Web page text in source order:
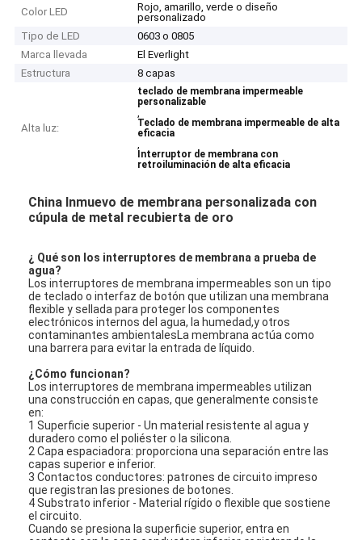
Color LED
Rojo, amarillo, verde o diseño
personalizado
Tipo de LED
0603 o 0805
Marca llevada
El Everlight
Estructura
8 capas
Alta luz:
teclado de membrana impermeable
personalizable
,
Teclado de membrana impermeable de alta
eficacia
,
Interruptor de membrana con
retroiluminación de alta eficacia
China Inmuevo de membrana personalizada con
cúpula de metal recubierta de oro
¿ Qué son los interruptores de membrana a prueba de
agua?
Los interruptores de membrana impermeables son un tipo
de teclado o interfaz de botón que utilizan una membrana
flexible y sellada para proteger los componentes
electrónicos internos del agua, la humedad,y otros
contaminantes ambientalesLa membrana actúa como
una barrera para evitar la entrada de líquido.
¿Cómo funcionan?
Los interruptores de membrana impermeables utilizan
una construcción en capas, que generalmente consiste
en:
1 Superficie superior - Un material resistente al agua y
duradero como el poliéster o la silicona.
2 Capa espaciadora: proporciona una separación entre las
capas superior e inferior.
3 Contactos conductores: patrones de circuito impreso
que registran las presiones de botones.
4 Substrato inferior - Material rígido o flexible que sostiene
el circuito.
Cuando se presiona la superficie superior, entra en